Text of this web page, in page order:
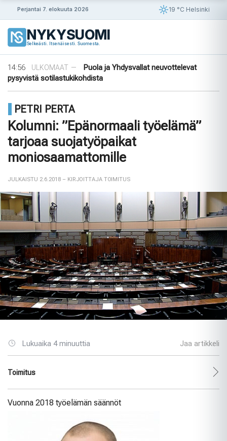
Perjantai 7. elokuuta 2026 19 °C Helsinki
NYKYSUOMI
Selkeästi. Itsenäisesti. Suomesta.
09:56 ULKOMAAT —
Ensimmäinen tiikeri vapautettu
luontoon Kazakstanissa 70 vuoteen
08:33
ULKOMAAT —
Tanska puuttuu tekoälyhuijauksiin
14:56
ULKOMAAT —
Puola ja Yhdysvallat neuvottelevat
pysyvistä sotilastukikohdista
13:30
Neljää 15-vuotiasta vastaan nostettu
11:45
ULKOMAAT —
ammattilaista vaatii AfD:n kieltämistä
09:56
ULKOMAAT —
Ensimmäinen tiikeri vapautettu
luontoon Kazakstanissa 70 vuoteen
08:33
ULKOMAAT — Tanska puuttuu tekoälyhuijauksiin
PETRI PERTA
Kolumni: ”Epänormaali työelämä”
tarjoaa suojatyöpaikat
moniosaamattomille
JULKAISTU 2.6.2018 – KIRJOITTAJA TOIMITUS
Lukuaika 4 minuuttia Jaa artikkeli
Toimitus
Vuonna 2018 työelämän säännöt